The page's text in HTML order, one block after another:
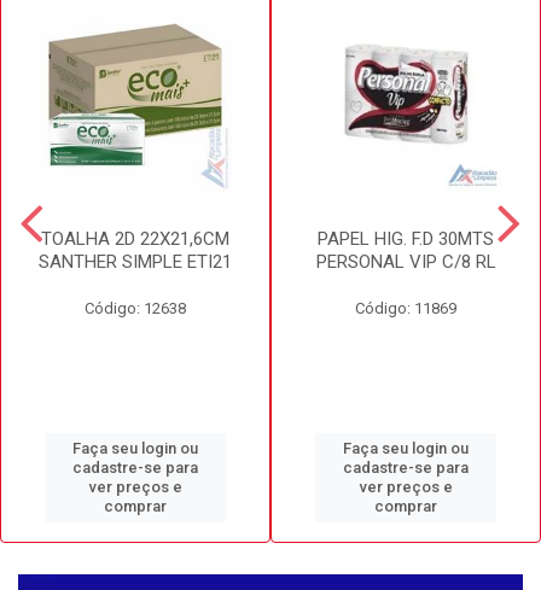
TOALHA 2D 22X21,6CM
SANTHER SIMPLE ETI21
Código: 12638
Faça seu login ou
cadastre-se para
ver preços e
comprar
PAPEL HIG. F.D 30MTS
PERSONAL VIP C/8 RL
Código: 11869
Faça seu login ou
cadastre-se para
ver preços e
comprar